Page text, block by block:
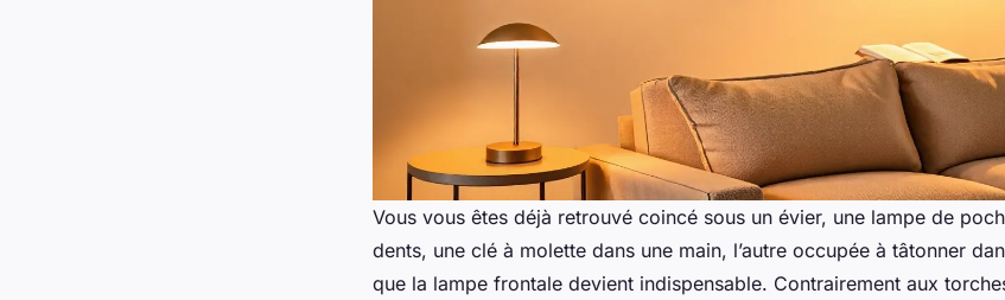
Vous vous êtes déjà retrouvé coincé sous un évier, une lampe de
dents, une clé à molette dans une main, l’autre occupée à tâtonner
que la lampe frontale devient indispensable. Contrairement aux